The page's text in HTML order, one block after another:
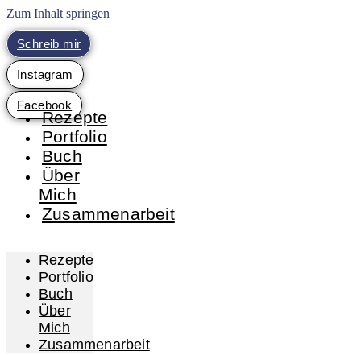
Zum Inhalt springen
Schreib mir
Instagram
Facebook
Rezepte
Portfolio
Buch
Über
Mich
Zusammenarbeit
Rezepte
Portfolio
Buch
Über
Mich
Zusammenarbeit